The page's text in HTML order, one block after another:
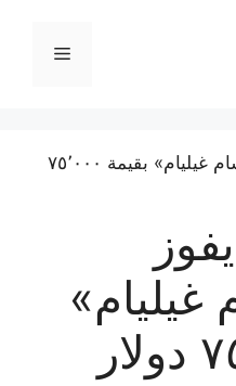
القائمة
غيليام»